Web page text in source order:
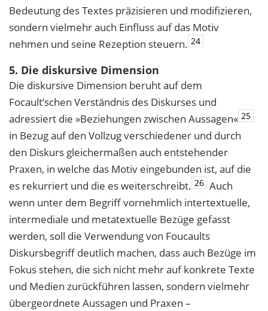
Bedeutung des Textes präzisieren und modifizieren,
sondern vielmehr auch Einfluss auf das Motiv
nehmen und seine Rezeption steuern. 24
5. Die diskursive Dimension
Die diskursive Dimension beruht auf dem
Focault’schen Verständnis des Diskurses und
adressiert die »Beziehungen zwischen Aussagen« 25
in Bezug auf den Vollzug verschiedener und durch
den Diskurs gleichermaßen auch entstehender
Praxen, in welche das Motiv eingebunden ist, auf die
es rekurriert und die es weiterschreibt. 26 Auch
wenn unter dem Begriff vornehmlich intertextuelle,
intermediale und metatextuelle Bezüge gefasst
werden, soll die Verwendung von Foucaults
Diskursbegriff deutlich machen, dass auch Bezüge im
Fokus stehen, die sich nicht mehr auf konkrete Texte
und Medien zurückführen lassen, sondern vielmehr
übergeordnete Aussagen und Praxen –